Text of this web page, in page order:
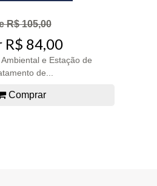
R$ 105,00
R$ 84,00
e Estação de
de...
Comprar